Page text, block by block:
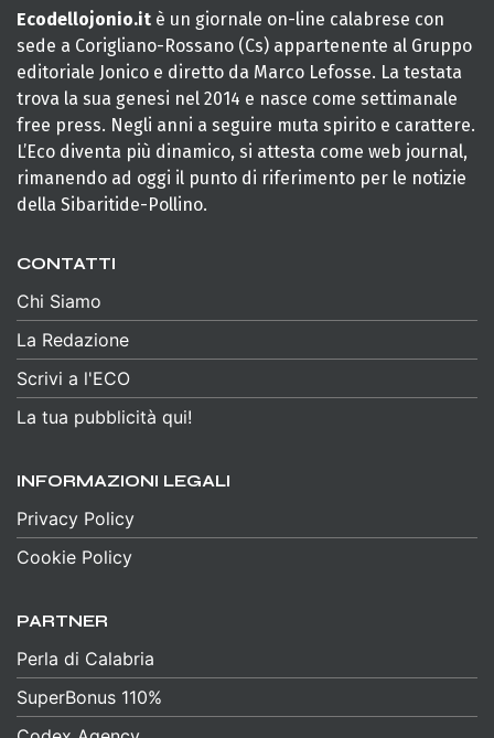
Ecodellojonio.it è un giornale on-line calabrese con
sede a Corigliano-Rossano (Cs) appartenente al Gruppo
editoriale Jonico e diretto da Marco Lefosse. La testata
trova la sua genesi nel 2014 e nasce come settimanale
free press. Negli anni a seguire muta spirito e carattere.
L’Eco diventa più dinamico, si attesta come web journal,
rimanendo ad oggi il punto di riferimento per le notizie
della Sibaritide-Pollino.
CONTATTI
Chi Siamo
La Redazione
Scrivi a l'ECO
La tua pubblicità qui!
INFORMAZIONI LEGALI
Privacy Policy
Cookie Policy
PARTNER
Perla di Calabria
SuperBonus 110%